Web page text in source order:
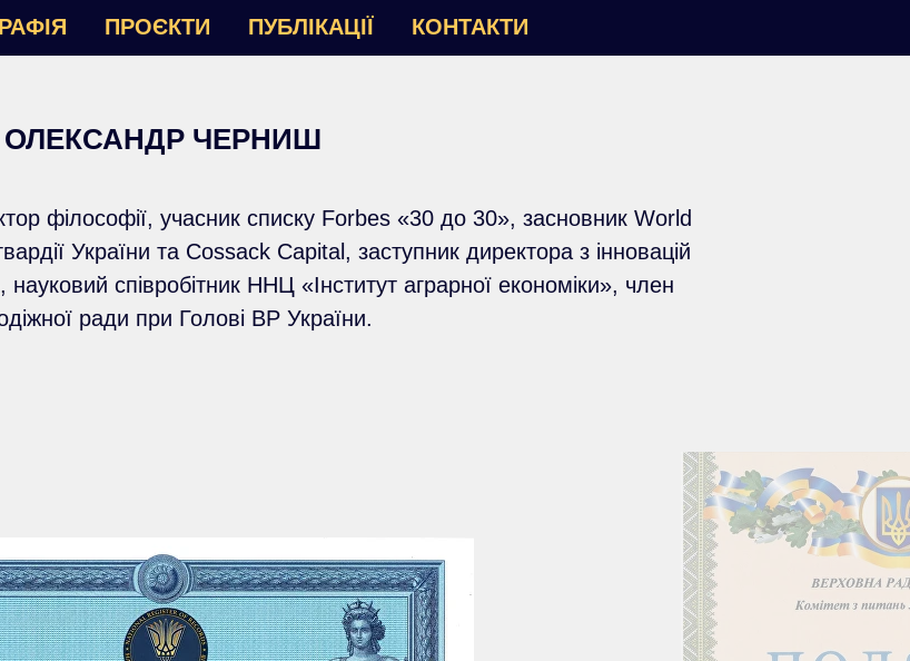
ПРОЄКТИ ПУБЛІКАЦІЇ КОНТАКТИ
ОЛЕКСАНДР ЧЕРНИШ
філософії, учасник списку Forbes «30 до 30», засновник World
України та Cossack Capital, заступник директора з інновацій
співробітник ННЦ «Інститут аграрної економіки», член
ради при Голові ВР України.